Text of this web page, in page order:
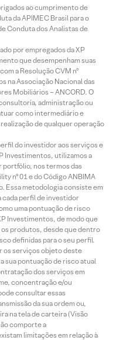
ao cumprimento de
da APIMEC Brasil para o
Conduta dos Analistas de
por empregados da XP
que desempenham suas
a Resolução CVM nº
na Associação Nacional das
Mobiliários – ANCORD. O
administração ou
como intermediário e
de qualquer operação
do investidor aos serviços e
Investimentos, utilizamos a
portfólio, nos termos das
nº 01 e do Código ANBIMA
Essa metodologia consiste em
cada perfil de investidor
uma pontuação de risco
Investimentos, de modo que
produtos, desde que dentro
definidas para o seu perfil.
os serviços objeto deste
sua pontuação de risco atual
dos serviços em
concentração e/ou
consultar essas
da sua ordem ou,
na tela de carteira (Visão
comporte a
limitações em relação à